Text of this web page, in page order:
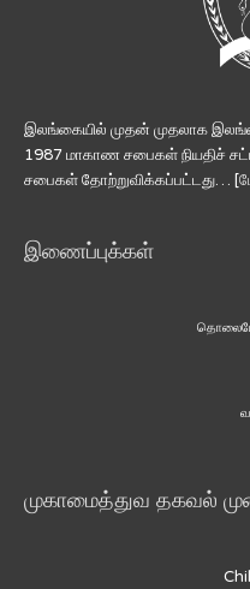
இலங்கையில் முதன் முதலாக
1987 மாகாண சபைகள் நியதிச்
சபைகள் தோற்றுவிக்கப்பட்டது… [
இணைப்புக்கள்
முகாமைத்துவ தகவல்